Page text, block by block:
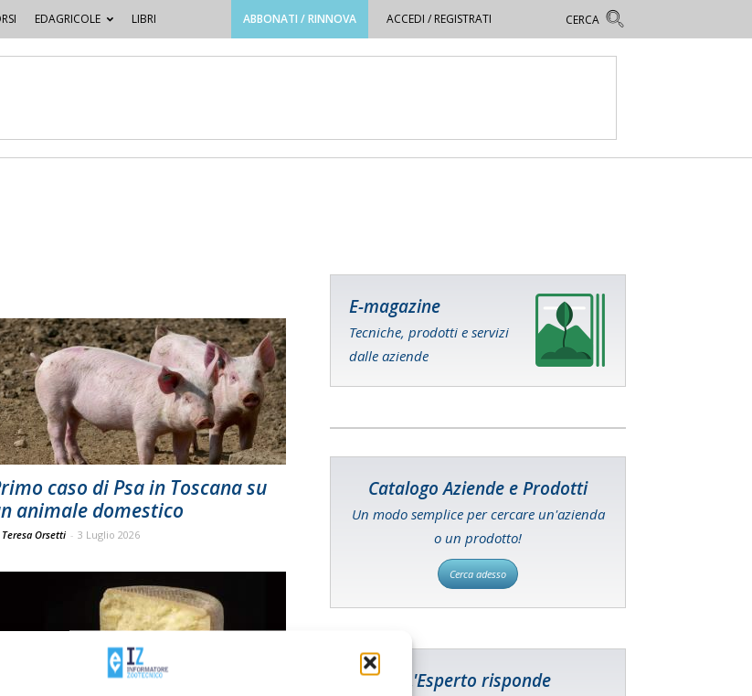
EDAGRICOLE LIBRI ABBONATI / RINNOVA ACCEDI / REGISTRATI
caso di Psa in Toscana su
animale domestico
Teresa Orsetti - 3 Luglio 2026
E-magazine
Tecniche, prodotti e servizi
dalle aziende
Catalogo Aziende e Prodotti
Un modo semplice per cercare un'azienda
o un prodotto!
Cerca adesso
L'Esperto risponde